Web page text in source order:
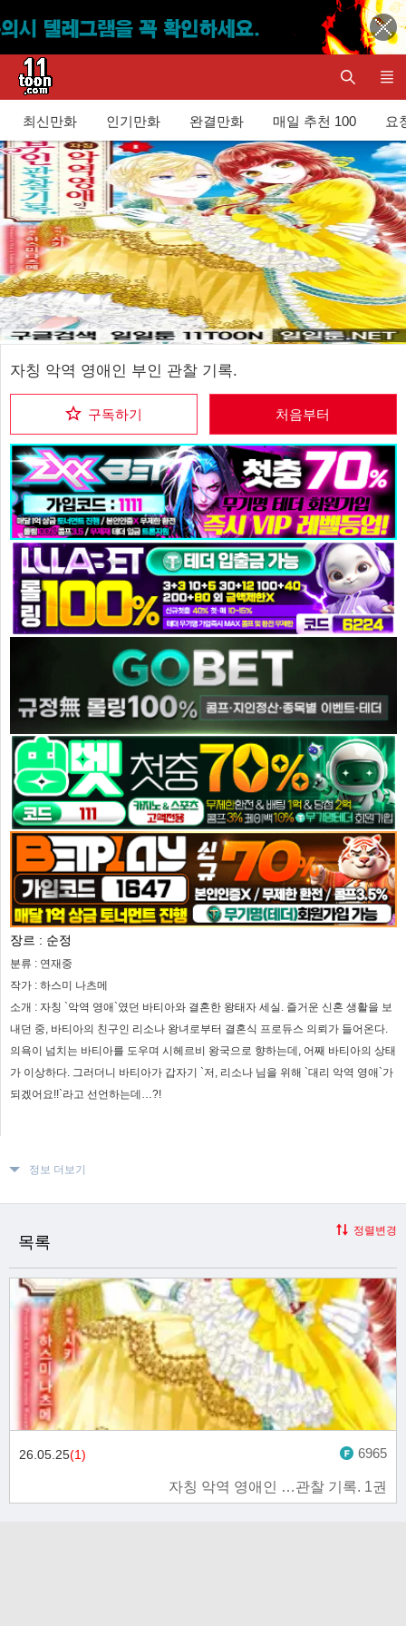
최신만화 인기만화 완결만화 매일 추천 100 요
자칭 악역 영애인 부인 관찰 기록.
구독하기 처음부터
장르 : 순정
분류 : 연재중
작가 : 하스미 나츠메
소개 : 자칭 `악역 영애`였던 바티아와 결혼한 왕태자 세실. 즐거운 신혼 생활을 보
내던 중, 바티아의 친구인 리소나 왕녀로부터 결혼식 프로듀스 의뢰가 들어온다.
의욕이 넘치는 바티아를 도우며 시헤르비 왕국으로 향하는데, 어째 바티아의 상태
가 이상하다. 그러더니 바티아가 갑자기 `저, 리소나 님을 위해 `대리 악역 영애`가
되겠어요!!`라고 선언하는데…?!
정보 더보기
목록
정렬변경
자칭 악역 영애인 …관찰 기록. 1권
26.05.25(1) 6965